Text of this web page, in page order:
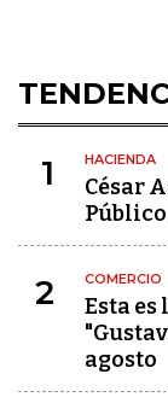
1 HACIENDA
César
2 COMERCIO
Esta
agosto